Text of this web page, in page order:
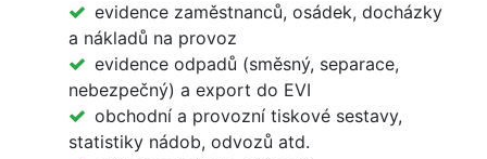
evidence zaměstnanců, osádek, docházky
a nákladů na provoz
evidence odpadů (směsný, separace,
nebezpečný) a export do EVI
obchodní a provozní tiskové sestavy,
statistiky nádob, odvozů atd.